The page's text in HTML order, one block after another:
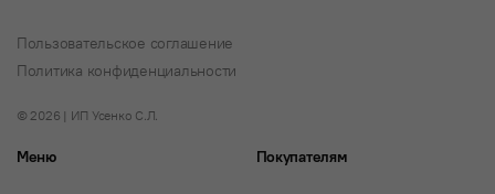
Пользовательское соглашение
Политика конфиденциальности
© 2026 | ИП Усенко С.Л.
Меню Покупателям